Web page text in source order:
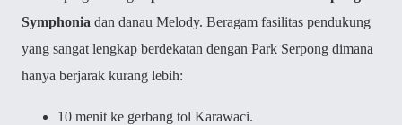
Symphonia dan danau Melody. Beragam fasilitas pendukung
yang sangat lengkap berdekatan dengan Park Serpong dimana
hanya berjarak kurang lebih:
10 menit ke gerbang tol Karawaci.